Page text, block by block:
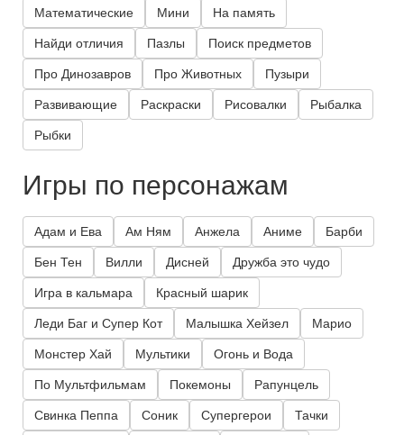
Математические Мини На память
Найди отличия Пазлы Поиск предметов
Про Динозавров Про Животных Пузыри
Развивающие Раскраски Рисовалки Рыбалка
Рыбки
Игры по персонажам
Адам и Ева Ам Ням Анжела Аниме Барби
Бен Тен Вилли Дисней Дружба это чудо
Игра в кальмара Красный шарик
Леди Баг и Супер Кот Малышка Хейзел Марио
Монстер Хай Мультики Огонь и Вода
По Мультфильмам Покемоны Рапунцель
Свинка Пеппа Соник Супергерои Тачки